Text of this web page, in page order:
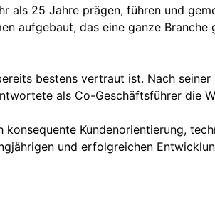
als 25 Jahre prägen, führen und
aufgebaut, das eine ganze
bestens vertraut ist. Nach
als Co-Geschäftsführer die
Kundenorientierung,
und erfolgreichen